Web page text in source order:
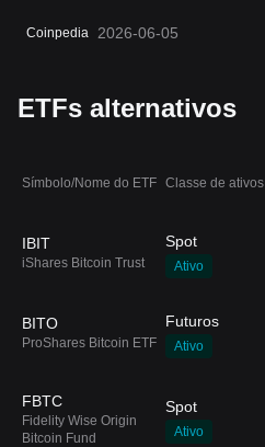
Coinpedia 2026-06-05
ETFs alternativos
Símbolo/Nome do ETF Classe de ativos
IBIT
iShares Bitcoin Trust
Spot
Ativo
BITO
ProShares Bitcoin ETF
Futuros
Ativo
FBTC
Fidelity Wise Origin
Bitcoin Fund
Spot
Ativo